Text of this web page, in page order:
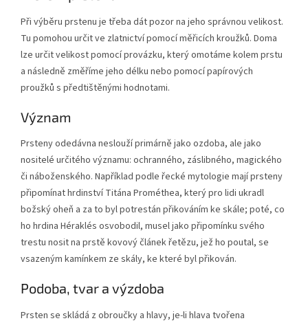
Při výběru prstenu je třeba dát pozor na jeho správnou velikost.
Tu pomohou určit ve zlatnictví pomocí měřicích kroužků. Doma
lze určit velikost pomocí provázku, který omotáme kolem prstu
a následně změříme jeho délku nebo pomocí papírových
proužků s předtištěnými hodnotami.
Význam
Prsteny odedávna neslouží primárně jako ozdoba, ale jako
nositelé určitého významu: ochranného, záslibného, magického
či náboženského. Například podle řecké mytologie mají prsteny
připomínat hrdinství Titána Prométhea, který pro lidi ukradl
božský oheň a za to byl potrestán přikováním ke skále; poté, co
ho hrdina Héraklés osvobodil, musel jako připomínku svého
trestu nosit na prstě kovový článek řetězu, jež ho poutal, se
vsazeným kamínkem ze skály, ke které byl přikován.
Podoba, tvar a výzdoba
Prsten se skládá z obroučky a hlavy, je-li hlava tvořena